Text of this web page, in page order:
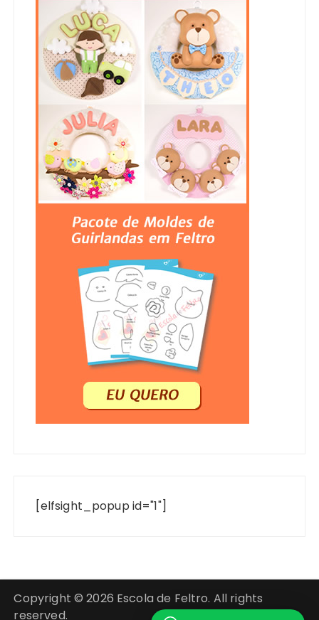
[elfsight_popup id="1"]
Copyright © 2026 Escola de Feltro. All rights
reserved.